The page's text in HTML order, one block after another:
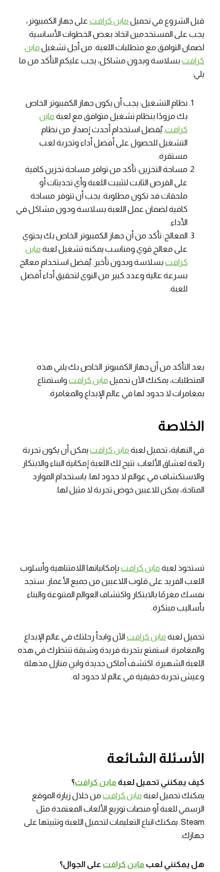
قبل الشروع في تحميل ماين كرافت على جهاز الكمبيوتر،
يجب على المستخدمين اتخاذ بعض الخطوات الأساسية
لضمان التوافق مع متطلبات اللعبة. من أجل تشغيل ماين
كرافتبسلاسة وبدون مشاكل، يجب عليكم التأكد من ما
يلي:
نظام التشغيل: يجب أن يكون جهاز الكمبيوتر الخاص
بك مزودًا بنظام تشغيل متوافق مع لعبة ماين
كرافت. يُفضل استخدام أحدث إصدار من نظام
التشغيل للحصول على أفضل أداء وتجربة لعب
مستقرة.
مساحة التخزين: تأكد من توافر مساحة تخزين كافية
على القرص الثابت لتثبيت اللعبة وأي تحديثات أو
ملحقات قد تكون مطلوبة. يجب أن تتوفر مساحة
كافية لضمان عمل اللعبة بسلاسة ودون مشاكل في
الأداء.
المعالج: تأكد من أن جهاز الكمبيوتر الخاص بك يحتوي
على معالج قوي ومناسب يمكنه تشغيل لعبة ماين
كرافتبسلاسة وبدون تأخير. يُفضل استخدام معالج
بسرعة عالية وعدد كبير من النوى لتحقيق أداء أفضل
للعبة.
بعد التأكد من أن جهاز الكمبيوتر الخاص بك يلبي هذه
المتطلبات، يمكنك الآن تحميل ماين كرافتواستمتاع
بمغامرات لا حدود لها في عالم الإبداع والمغامرة.
الخلاصة
في النهاية، تحميل لعبة ماين كرافتيمكن أن يكون تجربة
رائعة لعشاق الألعاب. تتيح لك اللعبة إمكانية البناء والابتكار
والاستكشاف في عوالم لا حدود لها. باستخدام الموارد
المتاحة، يمكن للاعبين خوض تجربة لا مثيل لها.
تستحوذ لعبة ماين كرافتبإمكانياتها اللامتناهية وأسلوب
اللعب الفريد على قلوب اللاعبين من جميع الأعمار. ستجد
نفسك مغرمًا بالابتكار واكتشاف العوالم المتنوعة والبناء
بأساليب مبتكرة.
تحميل لعبة ماين كرافت الآن وابدأ رحلتك في عالم الإبداع
والمغامرة. استمتع بتجربة فريدة وشيقة تنتظرك في هذه
اللعبة الشهيرة. اكتشف أماكن جديدة وابنِ منازل مذهلة
وعيش تجربة حقيقية في عالم لا حدود له.
الأسئلة الشائعة
كيف يمكنني تحميل لعبة ماين كرافت؟
يمكنك تحميل لعبة ماين كرافت من خلال زيارة الموقع
الرسمي للعبة أو منصات توزيع الألعاب المعتمدة مثل
Steam. يمكنك اتباع التعليمات لتحميل اللعبة وتثبيتها على
جهازك.
هل يمكنني لعب ماين كرافت على الجوال؟